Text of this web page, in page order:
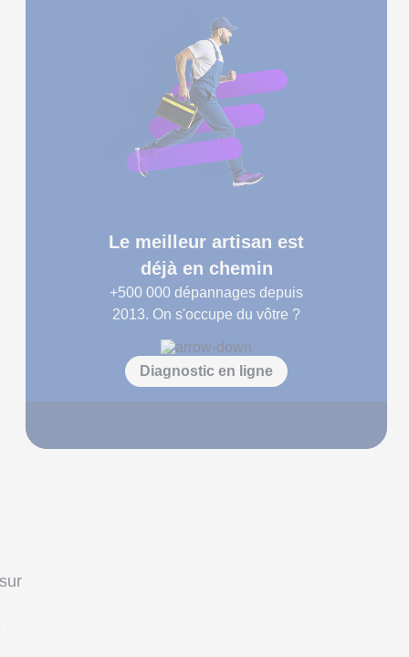
Le meilleur artisan est
déjà en chemin
+500 000 dépannages depuis
2013. On s'occupe du vôtre ?
Diagnostic en ligne